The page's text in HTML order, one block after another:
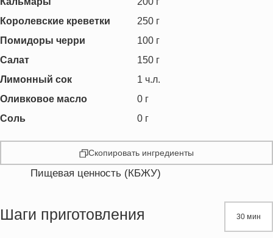
Королевские креветки
250 г
Помидоры черри
100 г
Салат
150 г
Лимонный сок
1 ч.л.
Оливковое масло
0 г
Соль
0 г
Скопировать ингредиенты
Пищевая ценность (КБЖУ)
Жиры
Шаги приготовления 30 мин